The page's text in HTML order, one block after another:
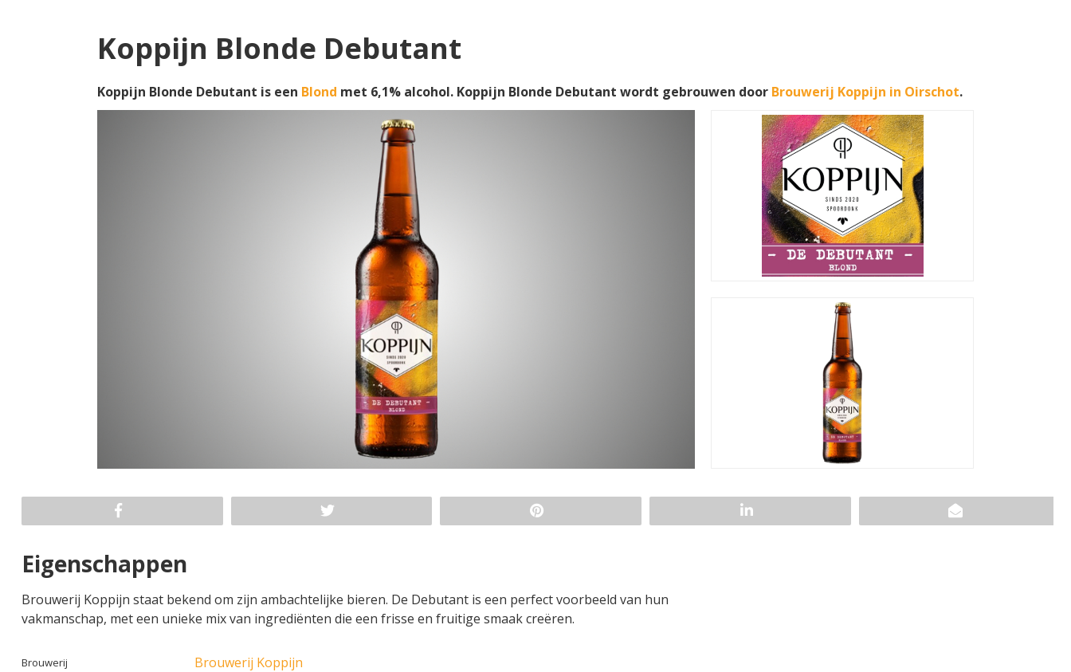
Koppijn Blonde Debutant
Koppijn Blonde Debutant is een Blond met 6,1% alcohol. Koppijn Blonde Debutant wordt gebrouwen door Brouwerij Koppijn in Oirschot.
Eigenschappen
Brouwerij Koppijn staat bekend om zijn ambachtelijke bieren. De Debutant is een perfect voorbeeld van hun
vakmanschap, met een unieke mix van ingrediënten die een frisse en fruitige smaak creëren.
Brouwerij Brouwerij Koppijn